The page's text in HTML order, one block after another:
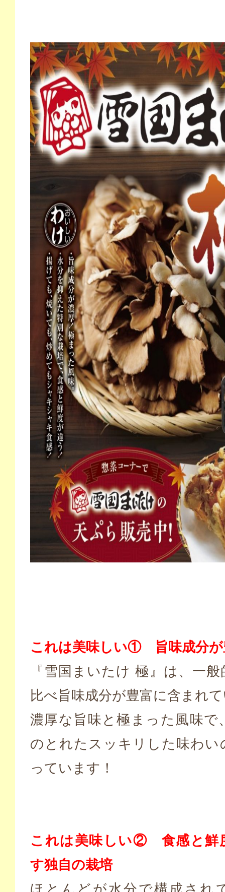
これは美味しい① 旨味成分が
『雪国まいたけ 極』は、一
比べ旨味成分が豊富に含まれ
濃厚な旨味と極まった風味で
のとれたスッキリした味わい
っています！
これは美味しい② 食感と鮮
す独自の栽培
ほとんどが水分で構成され